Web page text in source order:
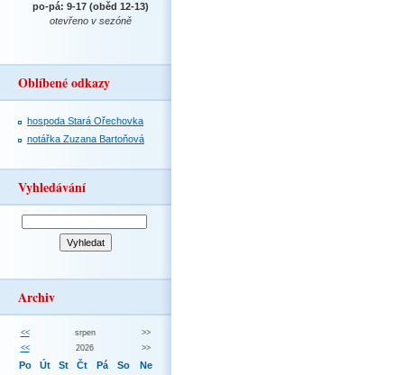
po-pá: 9-17 (oběd 12-13)
otevřeno v sezóně
Oblíbené odkazy
hospoda Stará Ořechovka
notářka Zuzana Bartoňová
Vyhledávání
Archiv
<< srpen
>>
<<
2026 >>
Po Út St Čt Pá So Ne